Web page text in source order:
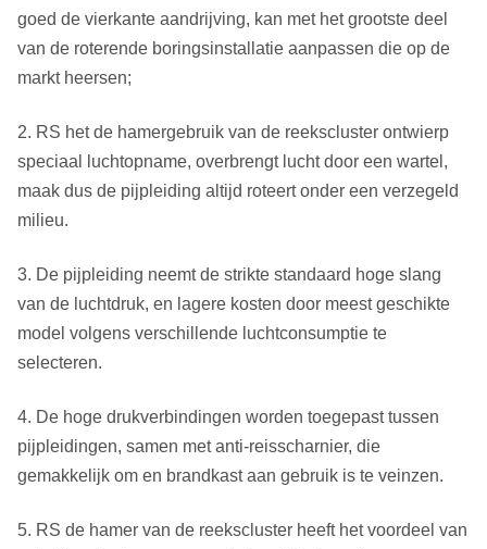
goed de vierkante aandrijving, kan met het grootste deel
van de roterende boringsinstallatie aanpassen die op de
markt heersen;
2. RS het de hamergebruik van de reekscluster ontwierp
speciaal luchtopname, overbrengt lucht door een wartel,
maak dus de pijpleiding altijd roteert onder een verzegeld
milieu.
3. De pijpleiding neemt de strikte standaard hoge slang
van de luchtdruk, en lagere kosten door meest geschikte
model volgens verschillende luchtconsumptie te
selecteren.
4. De hoge drukverbindingen worden toegepast tussen
pijpleidingen, samen met anti-reisscharnier, die
gemakkelijk om en brandkast aan gebruik is te veinzen.
5. RS de hamer van de reekscluster heeft het voordeel van